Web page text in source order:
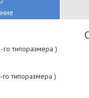
типоразмера )
типоразмера )